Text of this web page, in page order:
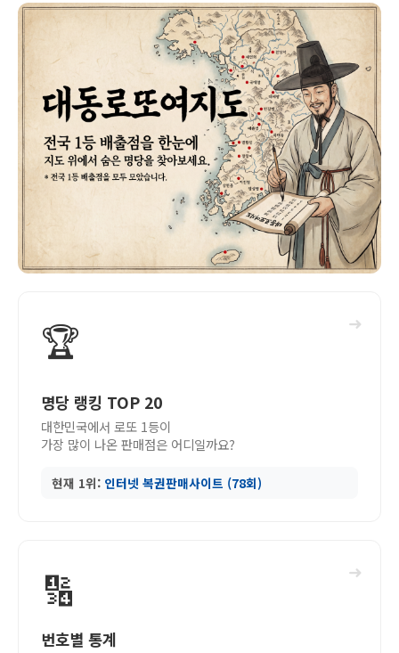
➜
🏆
명당 랭킹 TOP 20
대한민국에서 로또 1등이
가장 많이 나온 판매점은 어디일까요?
현재 1위: 인터넷 복권판매사이트 (78회)
➜
🔢
번호별 통계